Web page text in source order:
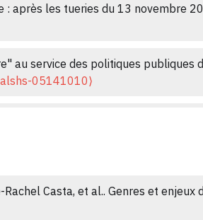
après les tueries du 13 novembre
au service des politiques publiques
05141010⟩
Lectures mémorielles et
Casta, et al.. Genres et enjeux